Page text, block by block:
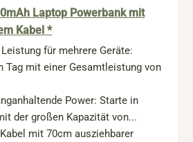
Laptop Powerbank mit
Kabel *
für mehrere Geräte:
Tag mit einer Gesamtleistung von
Power: Starte in
der großen Kapazität von...
mit 70cm ausziehbarer